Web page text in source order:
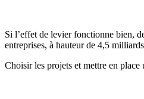
Si l’effet de levier fonctionne bien,
entreprises, à hauteur de 4,5
Choisir les projets et mettre en